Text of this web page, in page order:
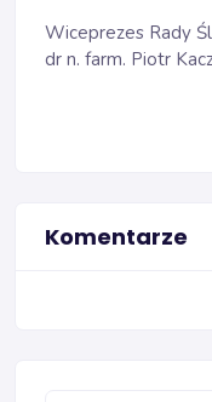
Wiceprezes Rady
dr n. farm. Piotr
Komentarze